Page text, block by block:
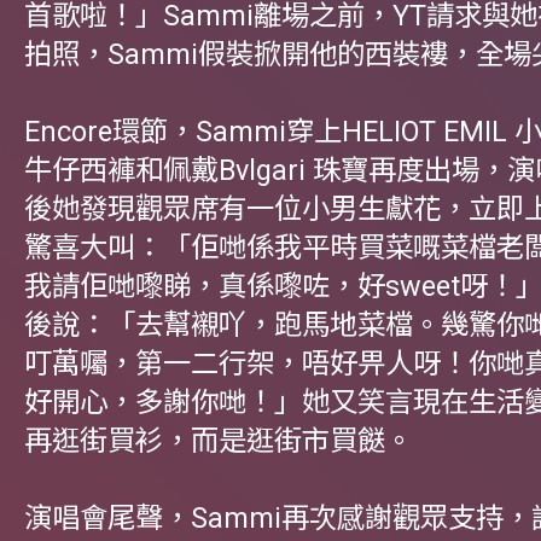
首歌啦！」Sammi離場之前，YT請求與
拍照，Sammi假裝掀開他的西裝褸，全場
Encore環節，Sammi穿上HELIOT EMIL
牛仔西褲和佩戴Bvlgari 珠寶再度出場，
後她發現觀眾席有一位小男生獻花，立即
驚喜大叫：「佢哋係我平時買菜嘅菜檔老
我請佢哋嚟睇，真係嚟咗，好sweet呀！
後說：「去幫襯吖，跑馬地菜檔。幾驚你
叮萬囑，第一二行架，唔好畀人呀！你哋
好開心，多謝你哋！」她又笑言現在生活
再逛街買衫，而是逛街市買餸。
演唱會尾聲，Sammi再次感謝觀眾支持，